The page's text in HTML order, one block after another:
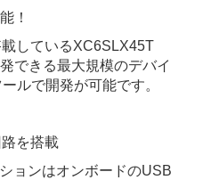
！
しているXC6SLX45T
できる最大規模のデバイ
ルで開発が可能です。
を搭載
ョンはオンボードのUSB